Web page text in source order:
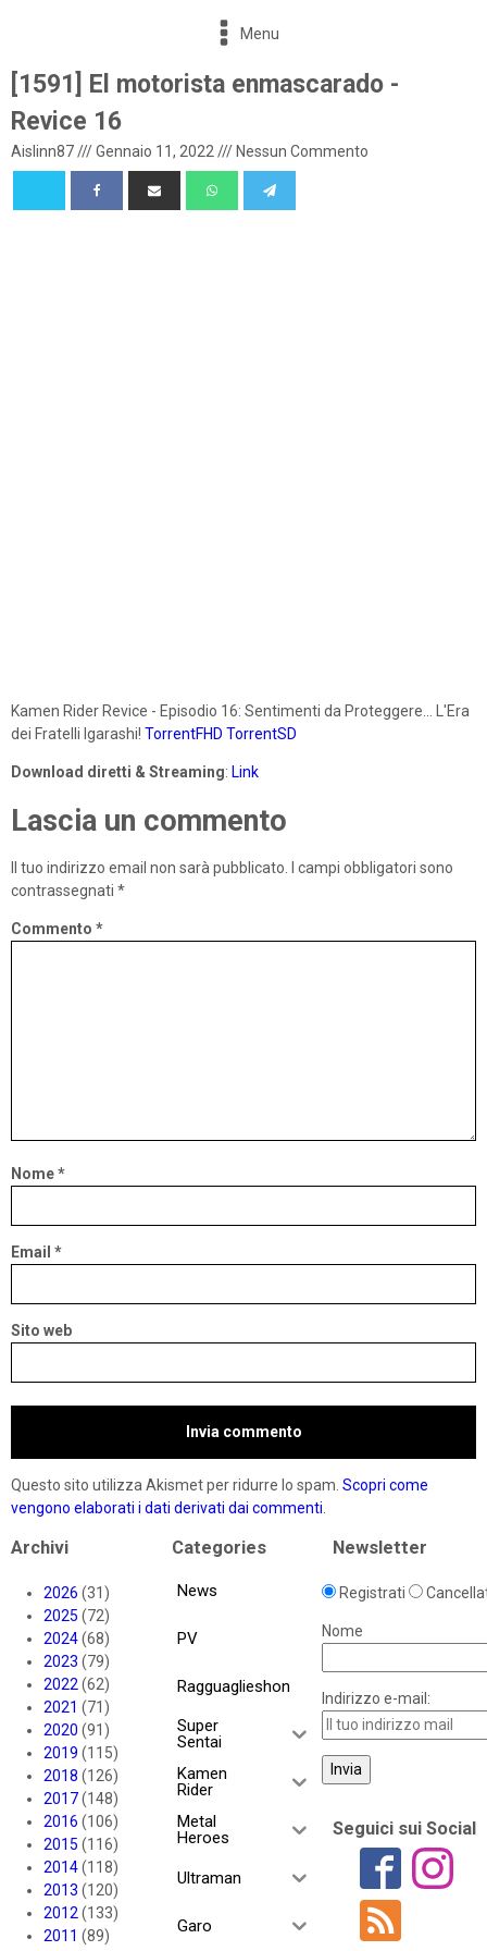
Menu
[1591] El motorista enmascarado -
Revice 16
Aislinn87///Gennaio 11, 2022 /// Nessun Commento
Kamen Rider Revice - Episodio 16: Sentimenti da Proteggere... L'Era
dei Fratelli Igarashi! TorrentFHD TorrentSD
Download diretti & Streaming: Link
Lascia un commento
Il tuo indirizzo email non sarà pubblicato.
I campi obbligatori sono
contrassegnati *
Commento *
Nome*
Email *
Sito web
Questo sito utilizza Akismet per ridurre lo spam. Scopri come
vengono elaborati i dati derivati dai commenti.
Archivi
2026 (31)
2025 (72)
2024(68)
2023 (79)
2022(62)
2021 (71)
2020 (91)
2019 (115)
2018 (126)
2017(148)
2016 (106)
2015 (116)
2014(118)
2013 (120)
2012(133)
2011 (89)
Categories
News
PV
Ragguaglieshon
Super
Sentai
Kamen
Rider
Metal
Heroes
Ultraman
Garo
Newsletter
Registrati
Nome
Indirizzo e-mail:
Seguici sui Social